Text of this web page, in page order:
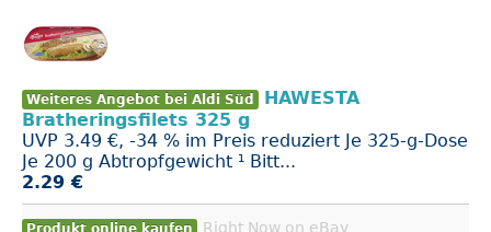
Weiteres Angebot bei Aldi Süd
HAWESTA
Bratheringsfilets 325 g
UVP 3.49 €, -34 % im Preis reduziert Je 325-g-Dose
Je 200 g Abtropfgewicht ¹ Bitt...
2.29 €
Produkt online kaufen Right Now on eBay